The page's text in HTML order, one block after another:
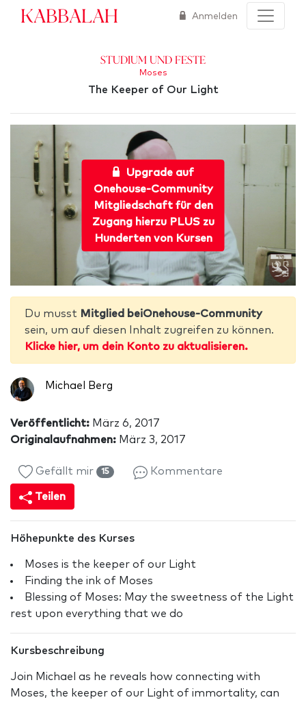
Kabbalah Anmelden
Studium und Feste
Moses
The Keeper of Our Light
Upgrade auf
Onehouse-Community
Mitgliedschaft für den
Zugang hierzu PLUS zu
Hunderten von Kursen
Du musst Mitglied beiOnehouse-Community
sein, um auf diesen Inhalt zugreifen zu können.
Klicke hier, um dein Konto zu aktualisieren.
Michael Berg
Veröffentlicht: März 6, 2017
Originalaufnahmen: März 3, 2017
Gefällt mir 15 Kommentare
Teilen
Höhepunkte des Kurses
Moses is the keeper of our Light
Finding the ink of Moses
Blessing of Moses: May the sweetness of the Light
rest upon everything that we do
Kursbeschreibung
Join Michael as he reveals how connecting with
Moses, the keeper of our Light of immortality, can